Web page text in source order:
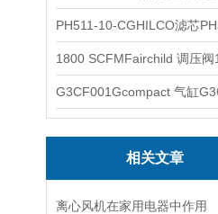
相关文章
离心风机在家用电器中作用